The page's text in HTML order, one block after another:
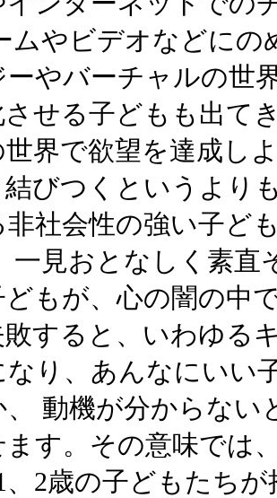
ムやビデオなどに
ーやバーチャルの世
させる子どもも出て
界で欲望を達成し
びつくというより
非社会性の強い子ど
一見おとなしく素直
もが、心の闇の中
すると、いわゆる
なり、あんなにいい
動機が分からない
ます。その意味では
、2歳の子どもたち